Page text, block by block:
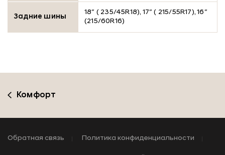
Задние шины
18″ ( 235/45R18), 17″ ( 215/55R17), 16″
(215/60R16)
Комфорт
Обратная связь Политика конфиденциальности